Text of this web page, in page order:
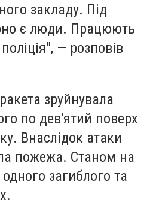
закладу. Під
є люди. Працюють
— розповів
зруйнувала
по дев'ятий поверх
Внаслідок атаки
пожежа. Станом на
загиблого та